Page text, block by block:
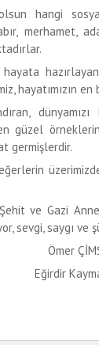
hangi
hayatımızın en
güzel
germişlerdir.
ve Gazi
sevgi, saygı ve
Ömer
Eğirdir